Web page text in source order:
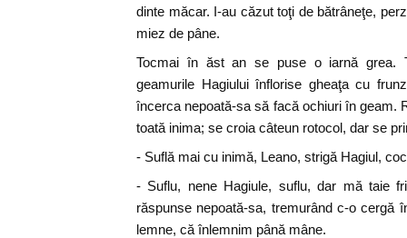
dinte măcar. I-au căzut toţi de bătrâneţe,
miez de pâne.
Tocmai în ăst an se puse o iarnă grea.
geamurile Hagiului înflorise gheaţa cu
încerca nepoată-sa să facă ochiuri în geam.
toată inima; se croia câteun rotocol, dar se
- Suflă mai cu inimă, Leano, strigă Hagiul,
- Suflu, nene Hagiule, suflu, dar mă taie
răspunse nepoată-sa, tremurând c-o cergă
lemne, că înlemnim până mâne.